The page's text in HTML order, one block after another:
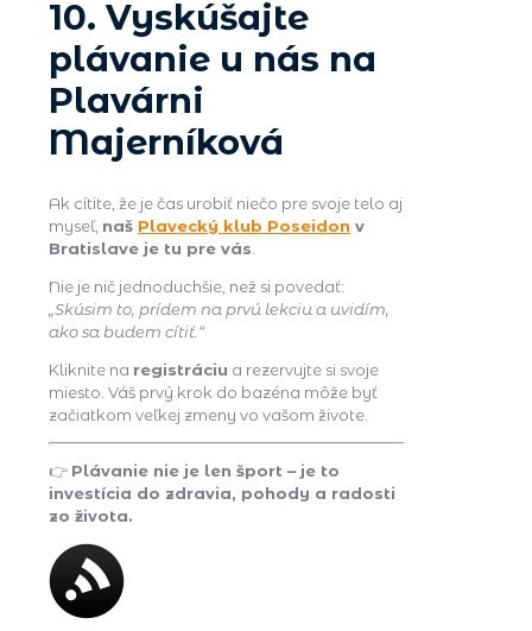
10. Vyskúšajte
plávanie u nás na
Plavárni
Majerníková
Ak cítite, že je čas urobiť niečo pre svoje telo aj
myseľ, naš Plavecký klub Poseidon v
Bratislave je tu pre vás
Nie je nič jednoduchšie, než si povedať:
„Skúsim to, prídem na prvú lekciu a uvidím,
ako sa budem cítiť.“
Kliknite na registráciu a rezervujte si svoje
miesto. Váš prvý krok do bazéna môže byť
začiatkom veľkej zmeny vo vašom živote.
👉 Plávanie nie je len šport – je to
investícia do zdravia, pohody a radosti
zo života.